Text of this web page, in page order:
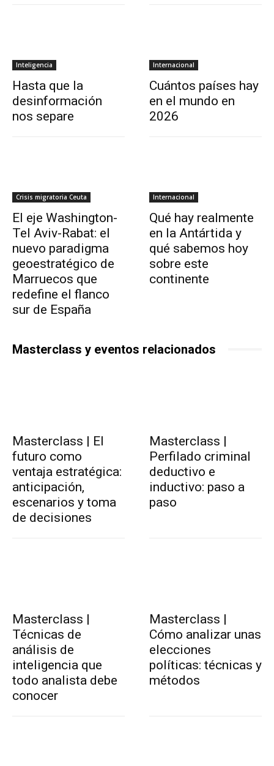
Inteligencia
Hasta que la
desinformación
nos separe
Internacional
Cuántos países hay
en el mundo en
2026
Crisis migratoria Ceuta
El eje Washington-
Tel Aviv-Rabat: el
nuevo paradigma
geoestratégico de
Marruecos que
redefine el flanco
sur de España
Internacional
Qué hay realmente
en la Antártida y
qué sabemos hoy
sobre este
continente
Masterclass y eventos relacionados
Masterclass | El
futuro como
ventaja estratégica:
anticipación,
escenarios y toma
de decisiones
Masterclass |
Perfilado criminal
deductivo e
inductivo: paso a
paso
Masterclass |
Técnicas de
análisis de
inteligencia que
todo analista debe
conocer
Masterclass |
Cómo analizar unas
elecciones
políticas: técnicas y
métodos